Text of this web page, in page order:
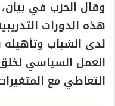
وقال الحزب في بيان،
هذه الدورات
لدى الشباب
العمل السياسي
التعاطي مع